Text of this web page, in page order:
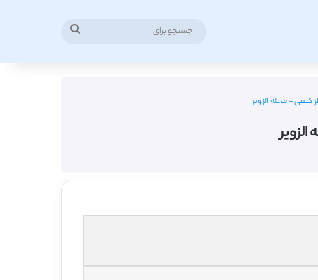
کیفی – مجله الزویر